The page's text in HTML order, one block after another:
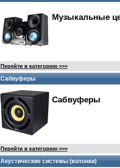
Музыкальные
Перейти в категорию >>>
Сабвуферы
Сабвуферы
Перейти в категорию >>>
Акустические системы (колонки)